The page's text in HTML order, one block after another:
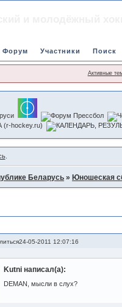
Форум Участники Поиск
Активные
.
Беларусь »Юношеская
24-05-2011 12:07:16
Kutni написал(а):
DEMAN, мысли в слух?